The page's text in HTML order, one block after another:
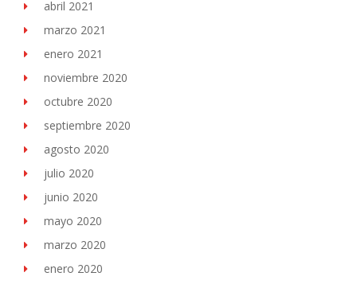
abril 2021
marzo 2021
enero 2021
noviembre 2020
octubre 2020
septiembre 2020
agosto 2020
julio 2020
junio 2020
mayo 2020
marzo 2020
enero 2020